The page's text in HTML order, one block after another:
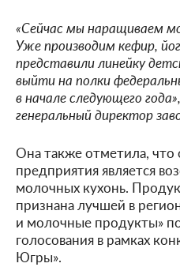
«Сейчас мы наращиваем
Уже производим кефир,
представили линейку
выйти на полки
в начале следующего
генеральный директор
Она также отметила, что
предприятия является
молочных кухонь.
признана лучшей в
и молочные продукты»
голосования в рамках
Югры».